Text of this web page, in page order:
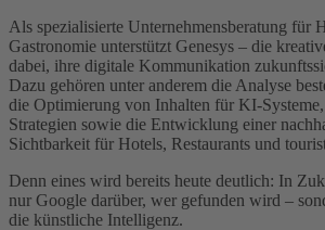
Als spezialisierte Unternehmensberatung für
Gastronomie unterstützt Genesys – die
dabei, ihre digitale Kommunikation
Dazu gehören unter anderem die Analyse
die Optimierung von Inhalten für KI-
Strategien sowie die Entwicklung einer
Sichtbarkeit für Hotels, Restaurants und
Denn eines wird bereits heute deutlich: In
nur Google darüber, wer gefunden wird –
die künstliche Intelligenz.